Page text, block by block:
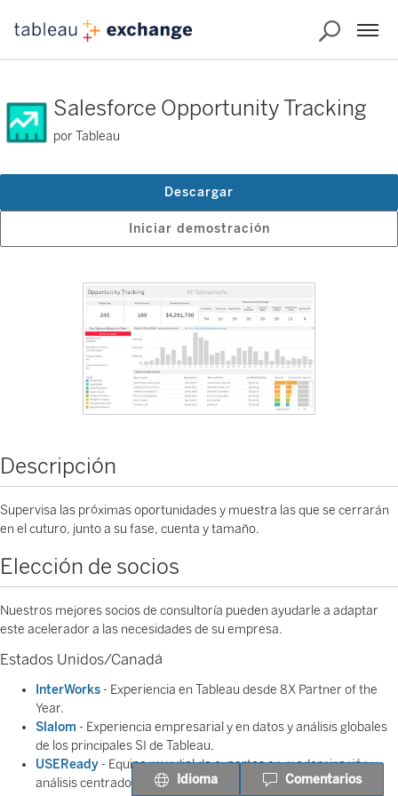
Salesforce Opportunity Tracking
por Tableau
Iniciar demostración
Descargar
Descripción
Supervisa las próximas oportunidades y muestra las que se cerrarán
en el cuturo, junto a su fase, cuenta y tamaño.
Elección de socios
Nuestros mejores socios de consultoría pueden ayudarle a adaptar
este acelerador a las necesidades de su empresa.
Estados Unidos/Canadá
InterWorks - Experiencia en Tableau desde 8X Partner of the
Year.
Slalom - Experiencia empresarial y en datos y análisis globales
de los principales SI de Tableau.
USEReady - Equipo mundial de expertos en modernización y
análisis centrado en los servicios financieros.
Idioma Comentarios